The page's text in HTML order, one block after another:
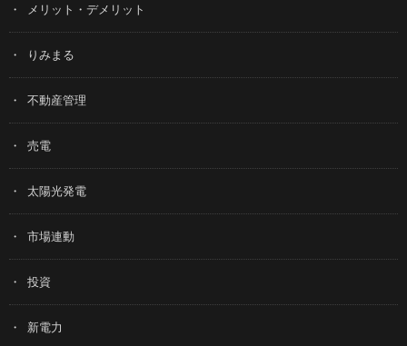
メリット・デメリット
りみまる
不動産管理
売電
太陽光発電
市場連動
投資
新電力